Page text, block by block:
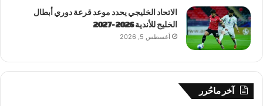
الاتحاد الخليجي يحدد موعد قرعة دوري أبطال
الخليج للأندية 2026-2027
أغسطس 5, 2026
آخر ماحُرر